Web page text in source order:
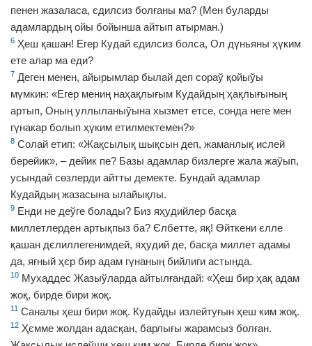
пенен жазаласа, єдилсиз болғаны ма? (Мен буларды
адамлардың ойы бойынша айтып атырман.)
6 Ҳеш қашан! Егер Кудай єдилсиз болса, Ол дүньяны ҳүким
ете алар ма еди?
7 Деген менен, айырымлар былай деп сораў қойыўы
мүмкин: «Егер мениң наҳақлығым Кудайдың ҳақлығының
артып, Оның уллыланыўына хызмет етсе, сонда неге мен
гүнакар болып ҳүким етилмектемен?»
8 Солай етип: «Жақсылық шықсын деп, жаманлық ислей
берейик», – дейик пе? Базы адамлар бизлерге жала жаўып,
усындай сѳзлерди айтты демекте. Бундай адамлар
Кудайдың жазасына ылайықлы.
9 Енди не деўге болады? Биз яҳудийлер басқа
миллетлерден артықпыз ба? Єлбетте, яқ! Ѳйткени єлле
қашан дєлиллегенимдей, яҳудий де, басқа миллет адамы
да, яғный ҳєр бир адам гүнаның бийлиги астында.
10 Мухаддес Жазыўларда айтылғандай: «Ҳеш бир ҳақ адам
жоқ, бирде бири жоқ.
11 Саналы ҳеш бири жоқ. Кудайды излейтуғын ҳеш ким жоқ.
12 Ҳємме жолдан адасқан, барлығы жарамсыз болған.